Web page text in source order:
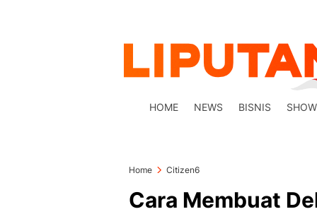
HOME NEWS BISNIS
Home Citizen6
Cara Membuat